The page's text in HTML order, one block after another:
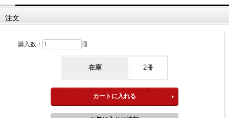
注文
購入数： 冊
在庫 2冊